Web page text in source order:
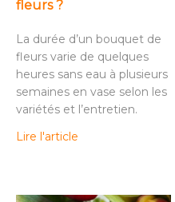
fleurs ?
La durée d’un bouquet de
fleurs varie de quelques
heures sans eau à plusieurs
semaines en vase selon les
variétés et l’entretien.
Lire l'article